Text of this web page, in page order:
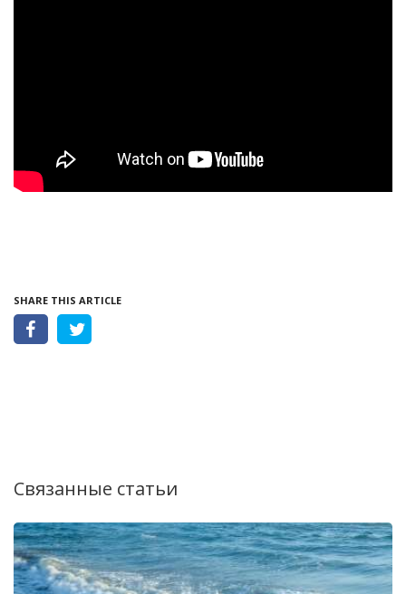
SHARE THIS ARTICLE
Связанные статьи